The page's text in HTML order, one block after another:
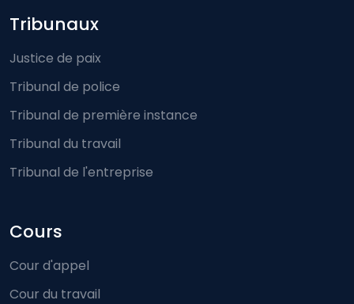
Footer-menu
Tribunaux
Justice de paix
Tribunal de police
Tribunal de première instance
Tribunal du travail
Tribunal de l'entreprise
Cours
Cour d'appel
Cour du travail